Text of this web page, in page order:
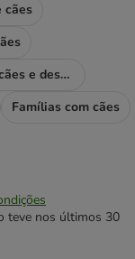
cães
Adestramento de cães e desporto
Famílias com cães
teve nos últimos 30